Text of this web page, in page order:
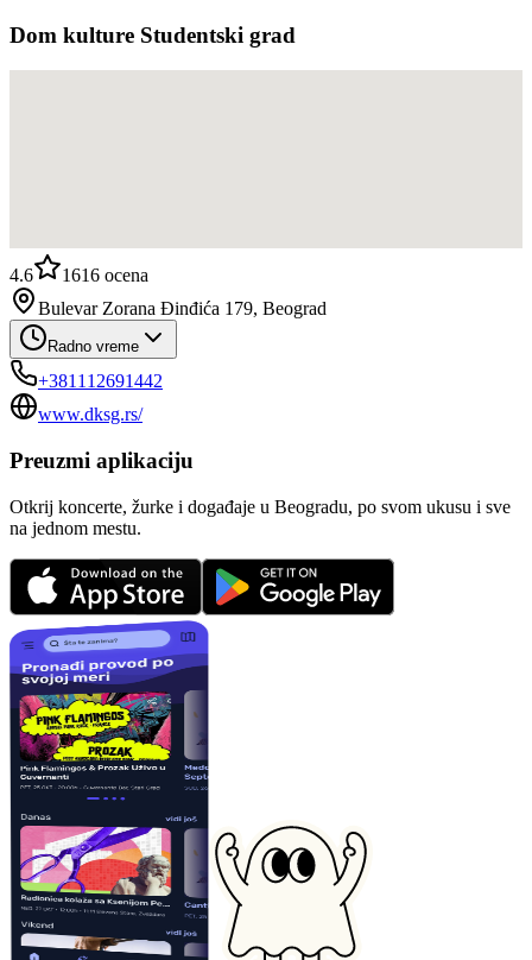
Dom kulture Studentski grad
4.6 1616 ocena
Bulevar Zorana Đinđića 179, Beograd
Radno vreme
+381112691442
www.dksg.rs/
Preuzmi aplikaciju
Otkrij koncerte, žurke i događaje u Beogradu, po svom ukusu i sve
na jednom mestu.